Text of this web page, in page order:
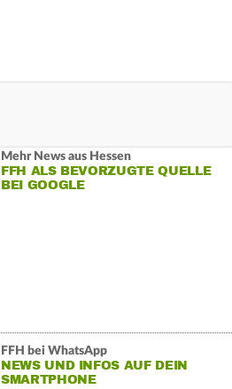
Mehr News aus Hessen
FFH ALS BEVORZUGTE QUELLE
BEI GOOGLE
FFH bei WhatsApp
NEWS UND INFOS AUF DEIN
SMARTPHONE